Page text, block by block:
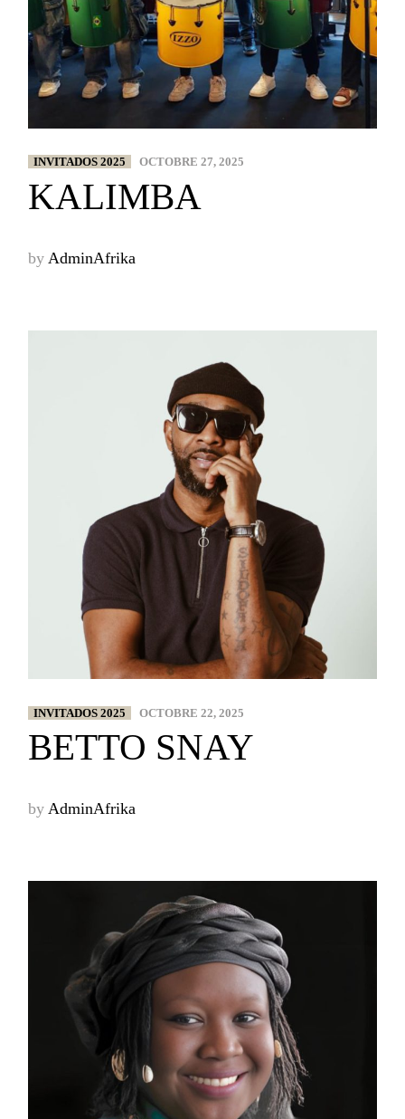
INVITADOS 2025 OCTOBRE 27, 2025
KALIMBA
by AdminAfrika
INVITADOS 2025 OCTOBRE 22, 2025
BETTO SNAY
by AdminAfrika